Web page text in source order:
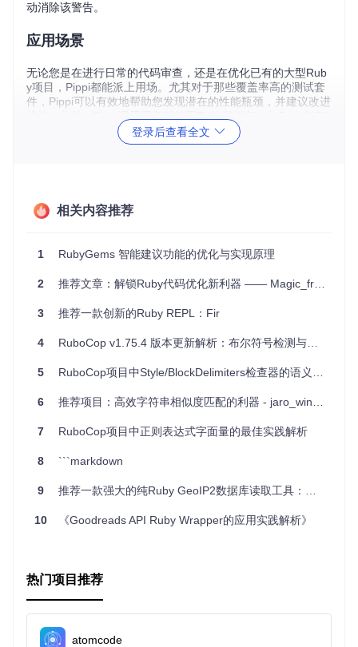
动消除该警告。
应用场景
无论您是在进行日常的代码审查，还是在优化已有的大型Rub
y项目，Pippi都能派上用场。尤其对于那些覆盖率高的测试套
件，Pippi可以有效地帮助您发现潜在的性能瓶颈，并建议改进
析。
i。
结果易读 ：提供的报告清晰明了，便于理解。
实时反馈 ：在代码执行时即刻发现问题。
ppi。只需添加到Gemfile，然后调整相关配置文件，即可在测
特定的文件或整个代码库进行分析。
总的来说，Pippi是一位无声的代码守护者，默默地在后台工
项目更上一层楼，不妨试试这个强大的工具。立即加入Pippi的
登录后查看全文
相关内容推荐
1 RubyGems 智能建议功能的优化与实现原理
2 推荐文章：解锁Ruby代码优化新利器 —— Magic_frozen_string_literal
3 推荐一款创新的Ruby REPL：Fir
4 RuboCop v1.75.4 版本更新解析：布尔符号检测与参数转发优化
5 RuboCop项目中Style/BlockDelimiters检查器的语义模式误报问题分析
6 推荐项目：高效字符串相似度匹配的利器 - jaro_winkler
7 RuboCop项目中正则表达式字面量的最佳实践解析
8 ```markdown
9 推荐一款强大的纯Ruby GeoIP2数据库读取工具：maxminddb
10 《Goodreads API Ruby Wrapper的应用实践解析》
热门项目推荐
atomcode